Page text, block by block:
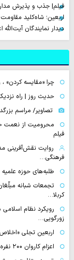
فیلم| جذب و پذیرش
اربعین؛ شاه‌کلید
دیدار نمایندگان
چرا «مقایسه کردن»
حدیث روز | راه
تصاویر/ مراسم
محرومیت از نعمت
فیلم
روایت نقش‌آفرینی
فرهنگی…
طلبه‌های حوزه
تجمعات شبانه
کربلا…
رویکرد نظام
زورگویی…
اربعین تجلی
اعزام کاروان ۲۰۰ نفره نوجوانان کهگیلویه و بویراحمدی به طریق الحسین…